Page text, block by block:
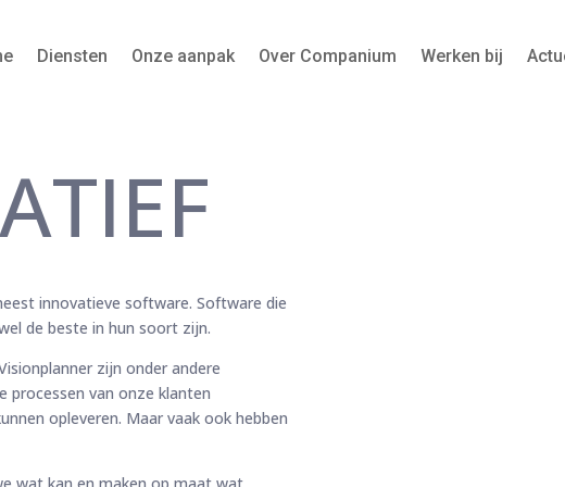
Diensten Onze aanpak Over Companium Werken bij
innovatieve software. Software die
de beste in hun soort zijn.
zijn onder andere
processen van onze klanten
opleveren. Maar vaak ook hebben